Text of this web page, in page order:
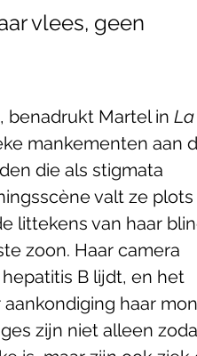
vlees, geen
benadrukt Martel in La
mankementen aan
die als stigmata
valt ze
littekens van haar
zoon. Haar camera
B lijdt, en het
haar
zijn niet alleen